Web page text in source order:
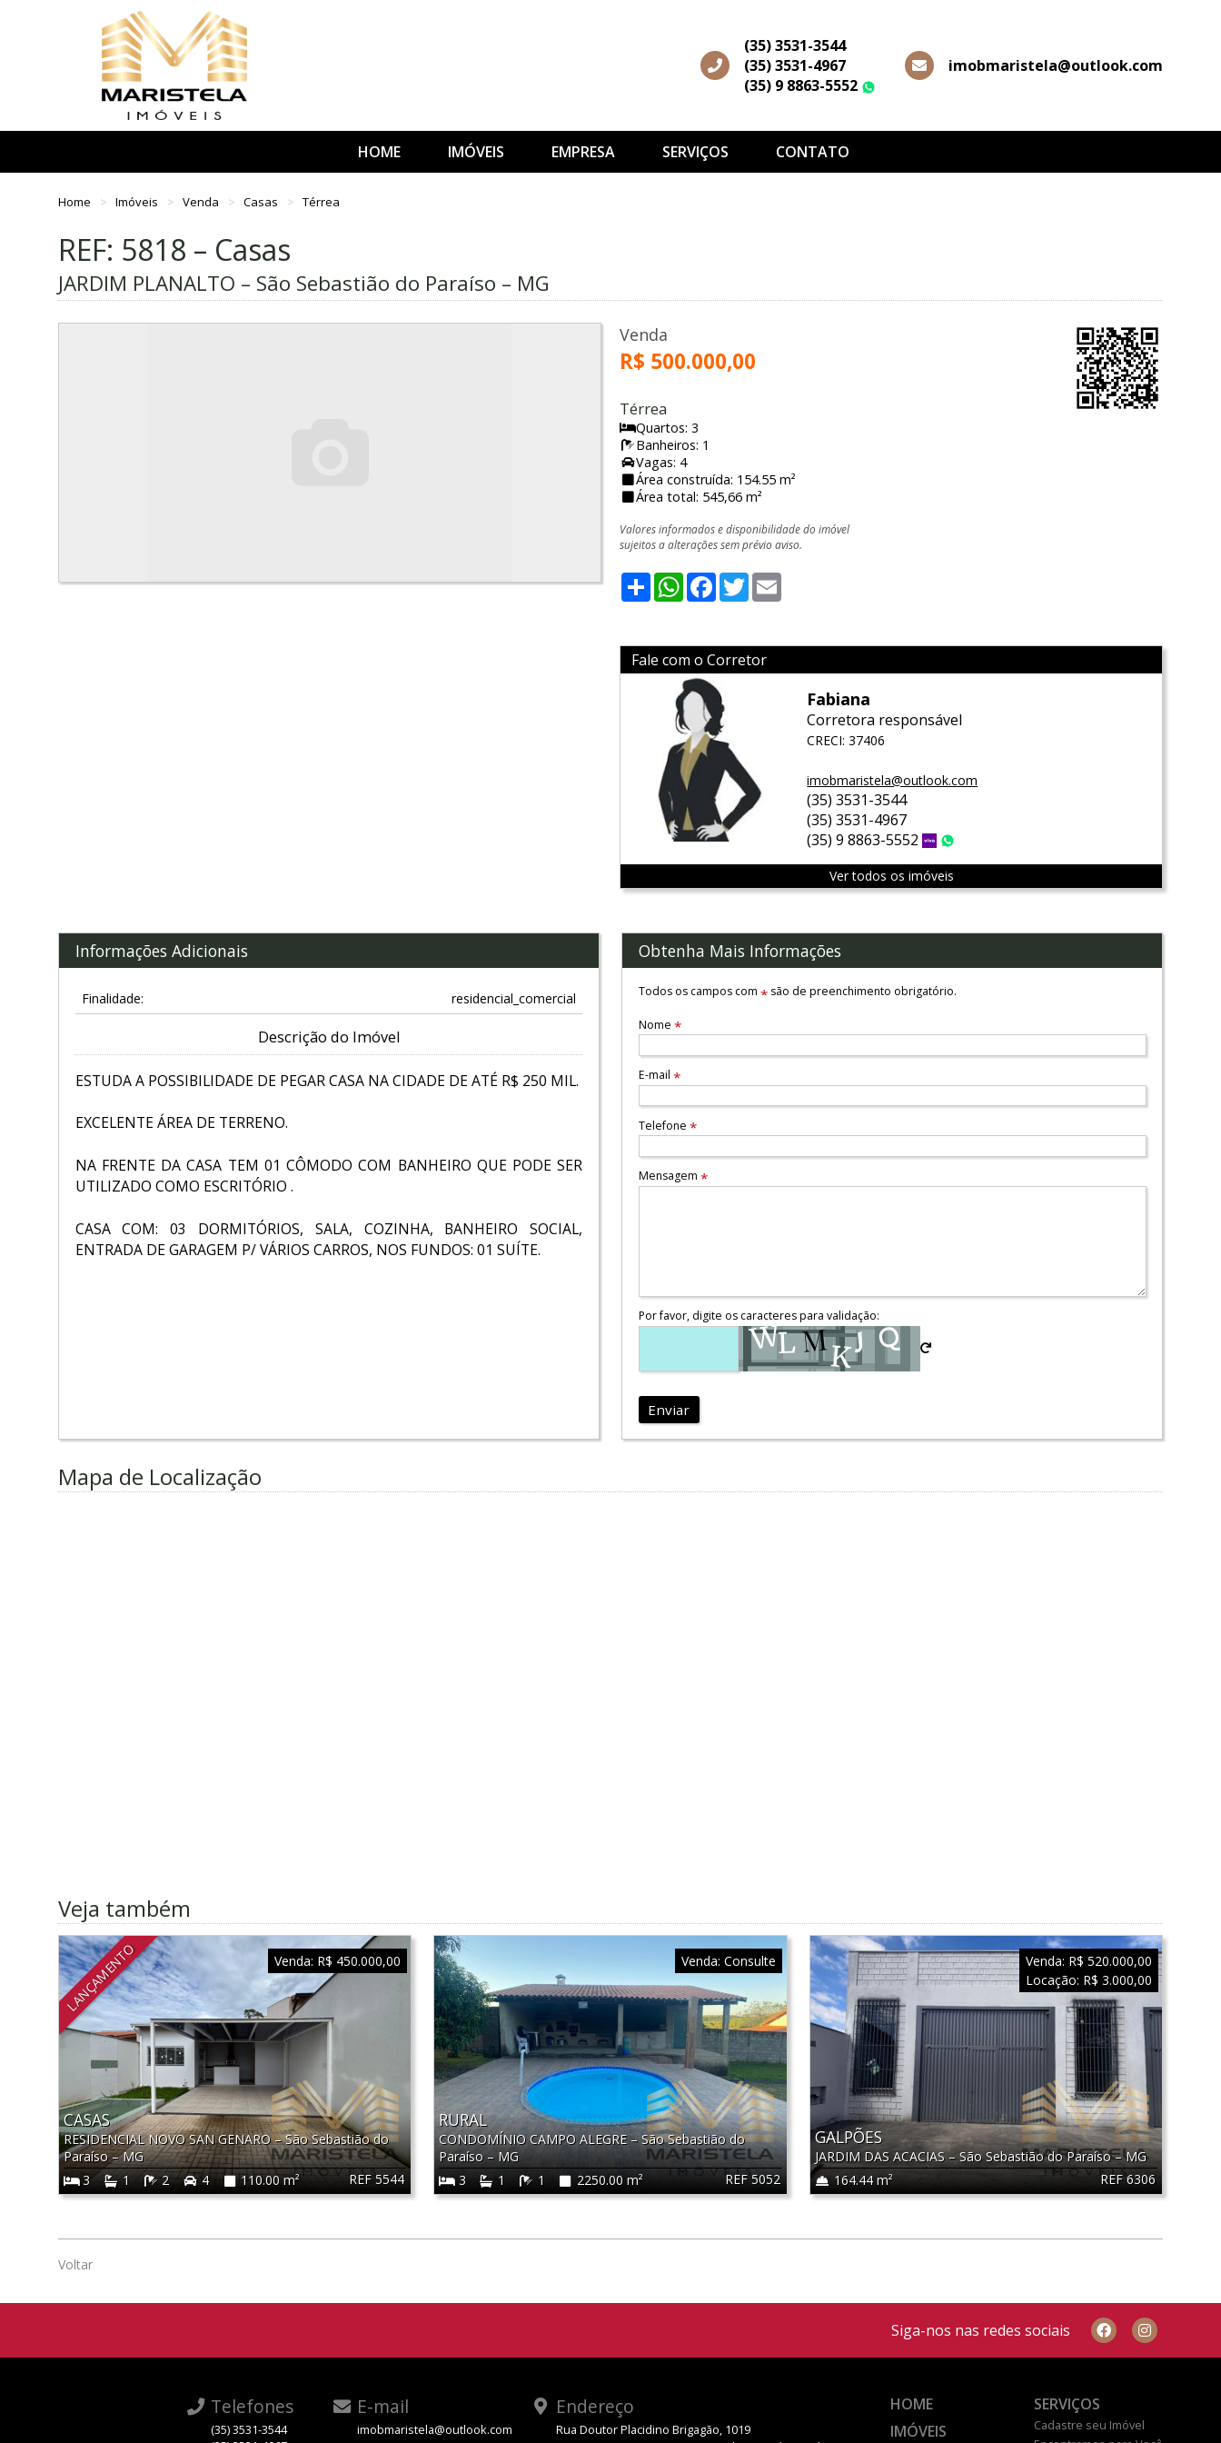
(35) 3531-3544
(35) 3531-4967
(35) 9 8863-5552
imobmaristela@outlook.com
HOME IMÓVEIS EMPRESA SERVIÇOS CONTATO
Home Imóveis Venda Casas Térrea
REF: 5818 – Casas
JARDIM PLANALTO – São Sebastião do Paraíso – MG
Venda
R$ 500.000,00
Térrea
Quartos: 3
Banheiros: 1
Vagas: 4
Área construída: 154.55 m²
Área total: 545,66 m²
Valores informados e disponibilidade do imóvel
sujeitos a alterações sem prévio aviso.
ShareWhatsApp
Facebook
Twitter
Fale com o Corretor
Fabiana
Corretora responsável
CRECI: 37406
imobmaristela@outlook.com
(35) 3531-3544
(35) 3531-4967
(35) 9 8863-5552
Vivo
Ver todos os imóveis
Informações Adicionais
Finalidade: residencial_comercial
Descrição do Imóvel
ESTUDA A POSSIBILIDADE DE PEGAR CASA NA CIDADE DE ATÉ R$ 250 MIL.
EXCELENTE ÁREA DE TERRENO.
NA FRENTE DA CASA TEM 01 CÔMODO COM BANHEIRO QUE PODE SER
UTILIZADO COMO ESCRITÓRIO .
CASA COM: 03 DORMITÓRIOS, SALA, COZINHA, BANHEIRO SOCIAL,
ENTRADA DE GARAGEM P/ VÁRIOS CARROS, NOS FUNDOS: 01 SUÍTE.
Obtenha Mais Informações
Todos os campos com *são de preenchimento obrigatório.
Nome *
E-mail *
Telefone *
Mensagem *
Por favor, digite os caracteres para validação:
Enviar
Mapa de Localização
Veja também
LANÇAMENTO
REF 5544
CASAS
RESIDENCIAL NOVO SAN GENARO–São Sebastião do
Paraíso–MG
3
1 2 4 110.00 m²
Venda: R$ 450.000,00
REF 5052
RURAL
CONDOMÍNIO CAMPO ALEGRE–São Sebastião do
Paraíso– MG
3
1 1 2250.00 m²
Venda: Consulte
REF 6306
GALPÕES
JARDIM DAS ACACIAS– São Sebastião do Paraíso–MG
164.44 m²
Venda: R$ 520.000,00
Locação: R$ 3.000,00
Voltar
Siga-nos nas redes sociais
Telefones
(35) 3531-3544
E-mail
imobmaristela@outlook.com
Endereço
Rua Doutor Placidino Brigagão, 1019
HOME
IMÓVEIS
SERVIÇOS
Cadastre seu Imóvel